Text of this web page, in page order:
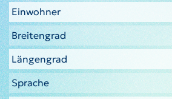
Einwohner
Breitengrad
Längengrad
Sprache